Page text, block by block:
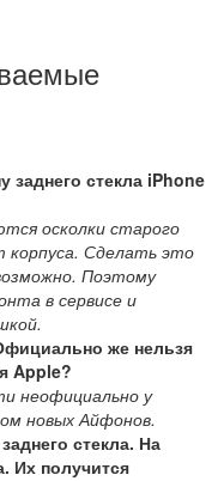
заднего стекла iPhone
осколки старого
Сделать это
Поэтому
в сервисе и
же нельзя
Apple?
неофициально у
новых Айфонов.
стекла. На
Их получится